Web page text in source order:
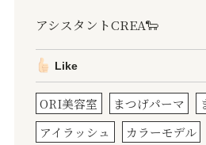
アシスタントCREA🐑
Like
ORI美容室 まつげパーマ
アイラッシュ
カラーモデル